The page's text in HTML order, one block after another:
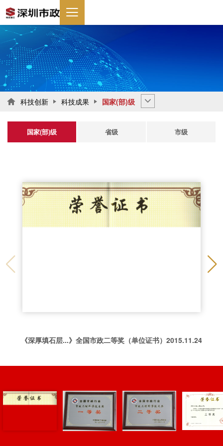
 科技创新 科技成果 国家(部)级
国家(部)级 省级 市级
《深厚填石层...》全国市政二等奖（单位证书）2015.11.24